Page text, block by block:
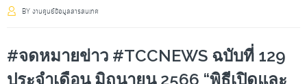
BY งานศูนย์ข้อมูลสารสนเทศ
#จดหมายข่าว #TCCNEWS ฉบับที่ 129
ประจำเดือน มิถุนายน 2566 “พิธีเปิดและ